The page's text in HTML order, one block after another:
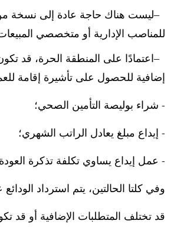
ليست هناك حاجة عادة إلى نسخة
للمناصب الإدارية أو متخصصي
اعتمادًا على المنطقة الحرة، قد
إضافية للحصول على تأشيرة إقامة
- شراء بوليصة التأمين الصحي؛
- إيداع مبلغ يعادل الراتب الشهري؛
- عمل إيداع يساوي تكلفة تذكرة
وفي كلتا الحالتين، يتم استرداد الودائع
قد تختلف المتطلبات الإضافية أو قد